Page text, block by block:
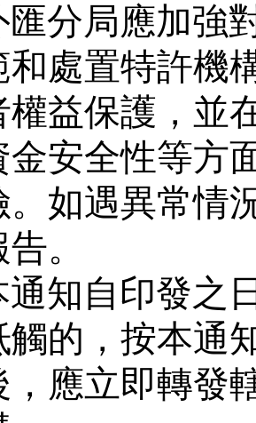
匯分局應加強
和處置特許機
權益保護，並
金安全性等方
。如遇異常情
。
通知自印發之
觸的，按本通
，應立即轉發